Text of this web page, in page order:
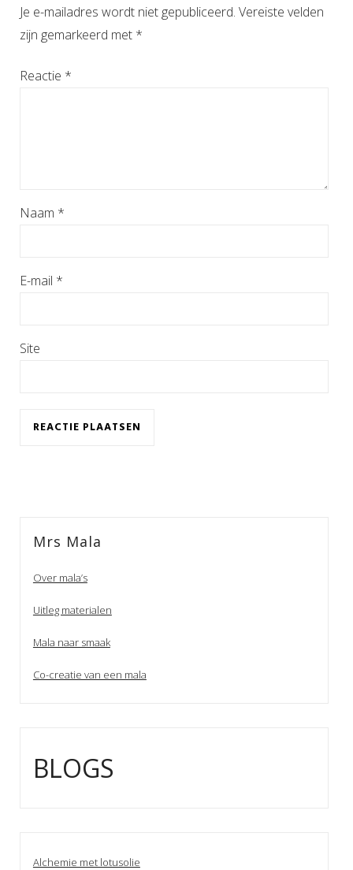
Je e-mailadres wordt niet gepubliceerd. Vereiste velden
zijn gemarkeerd met *
Reactie *
Naam *
E-mail *
Site
Mrs Mala
Over mala’s
Uitleg materialen
Mala naar smaak
Co-creatie van een mala
BLOGS
Alchemie met lotusolie